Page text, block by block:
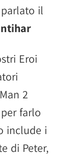
il
Eroi
2
farlo
include i
di Peter,